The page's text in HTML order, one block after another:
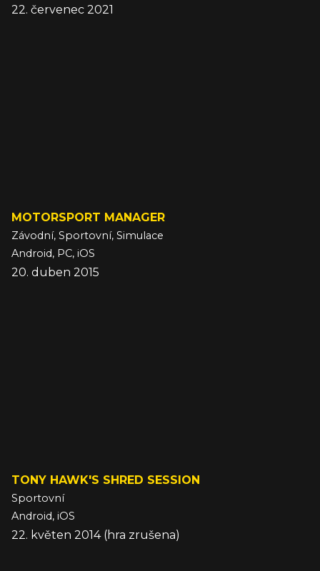
22. červenec 2021
MOTORSPORT MANAGER
Závodní, Sportovní, Simulace
Android, PC, iOS
20. duben 2015
TONY HAWK'S SHRED SESSION
Sportovní
Android, iOS
22. květen 2014 (hra zrušena)